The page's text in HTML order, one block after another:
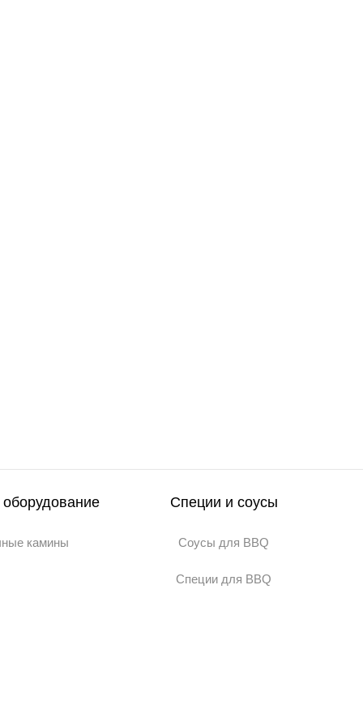
камины
Специи и соусы
Соусы для BBQ
Специи для BBQ